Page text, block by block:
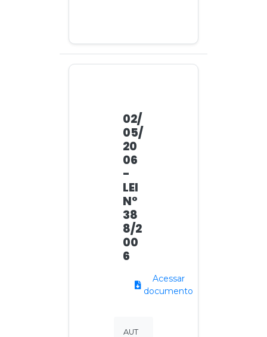
02/
05/
20
06
-
LEI
N°
38
8/2
00
6
Acessar
documento
AUT